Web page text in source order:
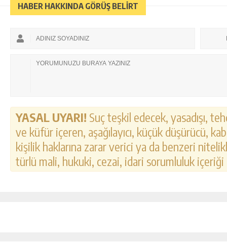
HABER HAKKINDA GÖRÜŞ BELİRT
YASAL UYARI! Suç teşkil edecek, yasadışı,
ve küfür içeren, aşağılayıcı, küçük düşürücü,
kişilik haklarına zarar verici ya da benzeri
türlü mali, hukuki, cezai, idari sorumluluk